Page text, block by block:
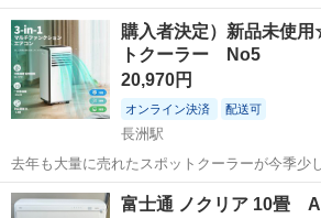
替えましたので出品しております。 施工業者さ
とのことです！ 効きも問題なく使っておりま
済みです お探しの...
熊本 熊本市 季節、空調家電 ルーム
購入者決定）新品未使
トクーラー No5
20,970円
オンライン決済 配送可
長洲駅
去年も大量に売れたスポットクーラーが今季少
ます。 早い者勝ちです。 値下げは行えません。 受け渡し場所は長洲
町長洲の元スーパーの広い駐車場でお願いしま
熊本 玉名郡 長洲駅 季節、空調家電
富士通 ノクリア 10畳